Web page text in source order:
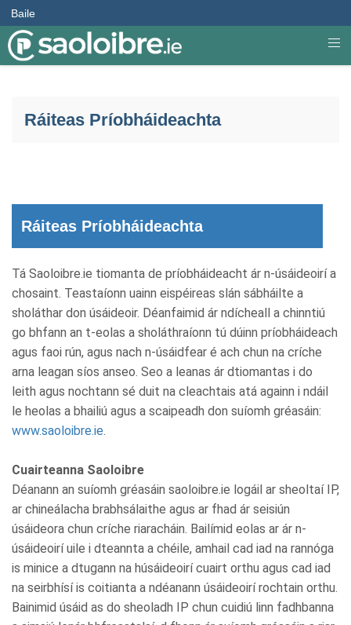
Baile
Ráiteas Príobháideachta
Ráiteas Príobháideachta
Tá Saoloibre.ie tiomanta de príobháideacht ár n-úsáideoirí a
chosaint. Teastaíonn uainn eispéireas slán sábháilte a
sholáthar don úsáideoir. Déanfaimid ár ndícheall a chinntiú
go bhfann an t-eolas a sholáthraíonn tú dúinn príobháideach
agus faoi rún, agus nach n-úsáidfear é ach chun na críche
arna leagan síos anseo. Seo a leanas ár dtiomantas i do
leith agus nochtann sé duit na cleachtais atá againn i ndáil
le heolas a bhailiú agus a scaipeadh don suíomh gréasáin:
www.saoloibre.ie.
Cuairteanna Saoloibre
Déanann an suíomh gréasáin saoloibre.ie logáil ar sheoltaí IP,
ar chineálacha brabhsálaithe agus ar fhad ár seisiún
úsáideora chun críche riaracháin. Bailímid eolas ar ár n-
úsáideoirí uile i dteannta a chéile, amhail cad iad na rannóga
is minice a dtugann na húsáideoirí cuairt orthu agus cad iad
na seirbhísí is coitianta a ndéanann úsáideoirí rochtain orthu.
Bainimid úsáid as do sheoladh IP chun cuidiú linn fadhbanna